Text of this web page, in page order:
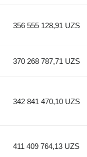
356 555 128,91 UZS
370 268 787,71 UZS
342 841 470,10 UZS
411 409 764,13 UZS